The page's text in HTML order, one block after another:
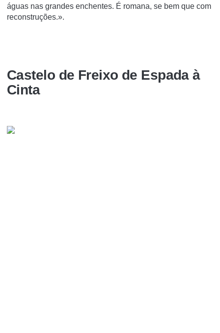
águas nas grandes enchentes. É romana, se bem que com
reconstruções.».
Castelo de Freixo de Espada à
Cinta